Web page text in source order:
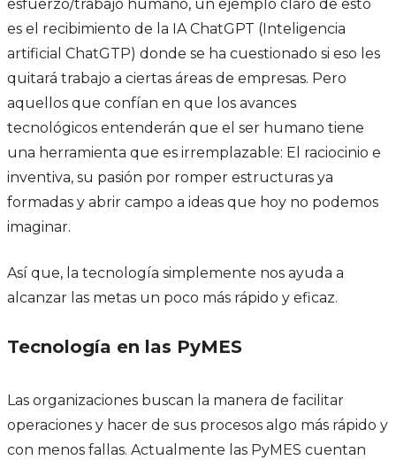
esfuerzo/trabajo humano, un ejemplo claro de esto
es el recibimiento de la IA ChatGPT (Inteligencia
artificial ChatGTP) donde se ha cuestionado si eso les
quitará trabajo a ciertas áreas de empresas. Pero
aquellos que confían en que los avances
tecnológicos entenderán que el ser humano tiene
una herramienta que es irremplazable: El raciocinio e
inventiva, su pasión por romper estructuras ya
formadas y abrir campo a ideas que hoy no podemos
imaginar.
Así que, la tecnología simplemente nos ayuda a
alcanzar las metas un poco más rápido y eficaz.
Tecnología en las PyMES
Las organizaciones buscan la manera de facilitar
operaciones y hacer de sus procesos algo más rápido y
con menos fallas. Actualmente las PyMES cuentan